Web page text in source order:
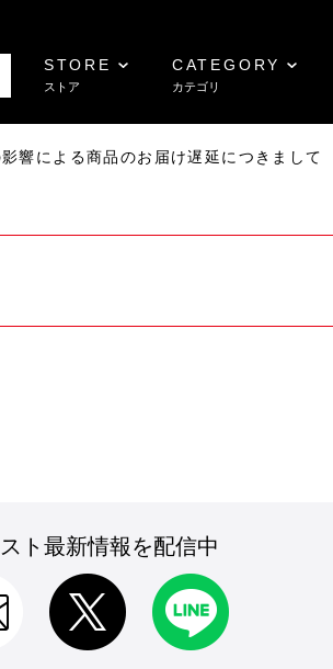
STORE
ストア
CATEGORY
カテゴリ
による商品のお届け遅延につきまして
ト最新情報を配信中